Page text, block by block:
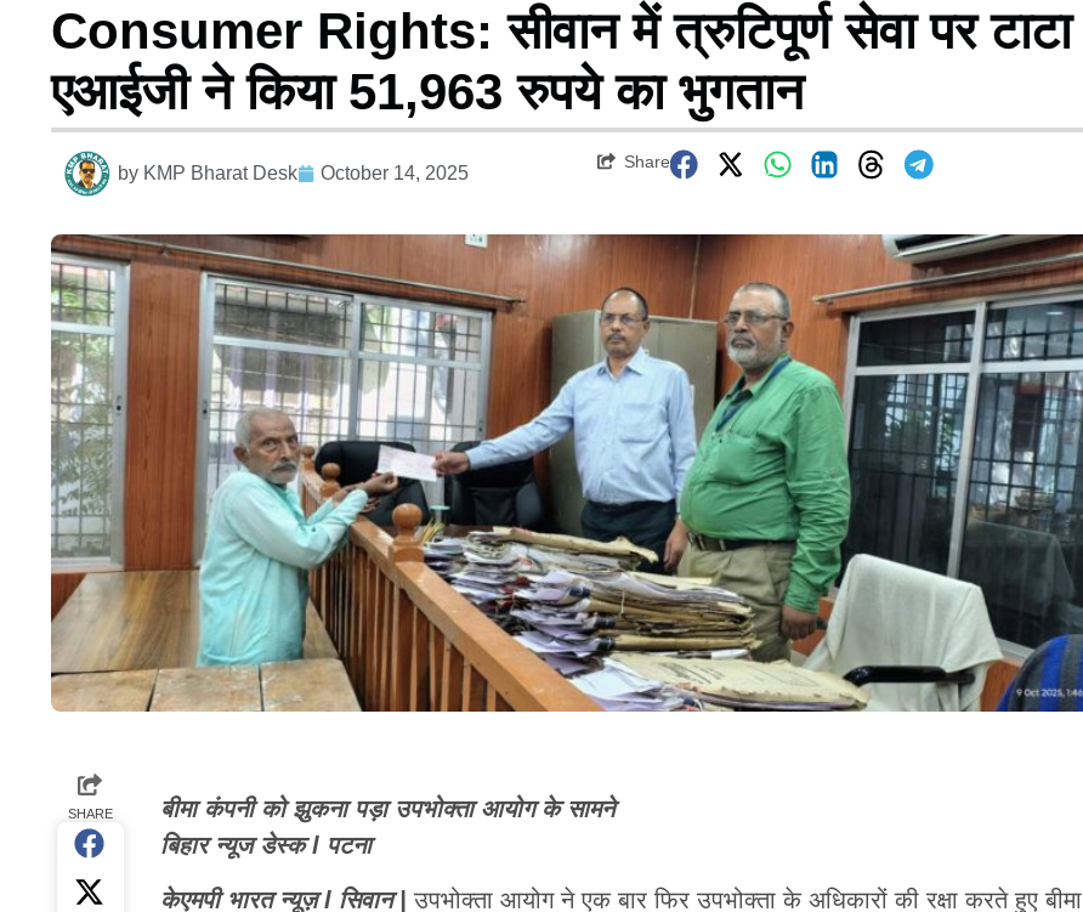
Consumer Rights: सीवान में त्रुटिपूर्ण सेवा पर टाटा
एआईजी ने किया 51,963 रुपये का भुगतान
by KMP Bharat Desk October 14, 2025
Share
SHARE
बीमा कंपनी को झुकना पड़ा उपभोक्ता आयोग के सामने
बिहार न्यूज डेस्क l पटना
केएमपी भारत न्यूज़ l सिवान |उपभोक्ता आयोग ने एक बार फिर उपभोक्ता के अधिकारों की रक्षा करते हुए बीमा